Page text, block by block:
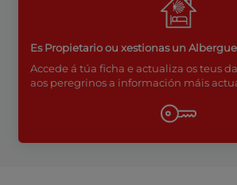
Es Propietario ou xestionas un
Accede á túa ficha e actualiza os teus
aos peregrinos a información máis